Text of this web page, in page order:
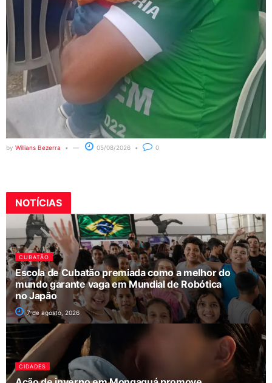
by Willians Bezerra 05/08/2026 0
NOTÍCIAS
CUBATÃO
Escola de Cubatão premiada como a melhor do
mundo garante vaga em Mundial de Robótica
no Japão
7 de agosto, 2026
CIDADES